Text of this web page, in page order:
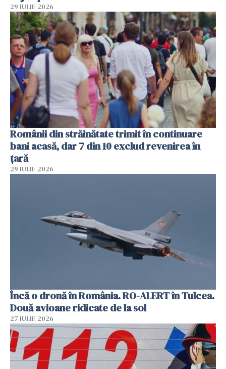
29 IULIE 2026
Românii din străinătate trimit în continuare
bani acasă, dar 7 din 10 exclud revenirea în
țară
29 IULIE 2026
Încă o dronă în România. RO-ALERT în Tulcea.
Două avioane ridicate de la sol
27 IULIE 2026